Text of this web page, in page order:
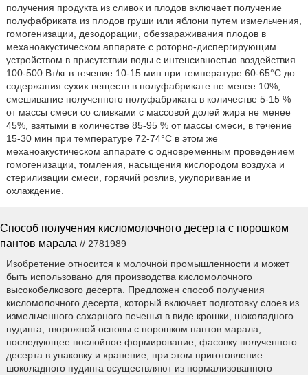
получения продукта из сливок и плодов включает получение
полуфабриката из плодов груши или яблони путем измельчения,
гомогенизации, дезодорации, обеззараживания плодов в
механоакустическом аппарате с роторно-диспергирующим
устройством в присутствии воды с интенсивностью воздействия
100-500 Вт/кг в течение 10-15 мин при температуре 60-65°С до
содержания сухих веществ в полуфабрикате не менее 10%,
смешивание полученного полуфабриката в количестве 5-15 %
от массы смеси со сливками с массовой долей жира не менее
45%, взятыми в количестве 85-95 % от массы смеси, в течение
15-30 мин при температуре 72-74°С в этом же
механоакустическом аппарате с одновременным проведением
гомогенизации, томления, насыщения кислородом воздуха и
стерилизации смеси, горячий розлив, укупоривание и
охлаждение.
Способ получения кисломолочного десерта с порошком
пантов марала // 2781989
Изобретение относится к молочной промышленности и может
быть использовано для производства кисломолочного
высокобелкового десерта. Предложен способ получения
кисломолочного десерта, который включает подготовку слоев из
измельченного сахарного печенья в виде крошки, шоколадного
пудинга, творожной основы с порошком пантов марала,
последующее послойное формирование, фасовку полученного
десерта в упаковку и хранение, при этом приготовление
шоколадного пудинга осуществляют из нормализованного